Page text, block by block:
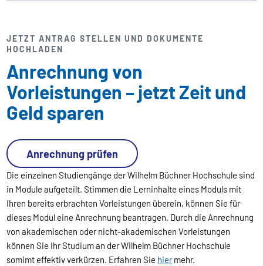
JETZT ANTRAG STELLEN UND DOKUMENTE
HOCHLADEN
Anrechnung von
Vorleistungen – jetzt Zeit und
Geld sparen
Die einzelnen Studiengänge der Wilhelm Büchner Hochschule sind
in Module aufgeteilt. Stimmen die Lerninhalte eines Moduls mit
Ihren bereits erbrachten Vorleistungen überein, können Sie für
dieses Modul eine Anrechnung beantragen. Durch die Anrechnung
von akademischen oder nicht-akademischen Vorleistungen
können Sie Ihr Studium an der Wilhelm Büchner Hochschule
somimt effektiv verkürzen. Erfahren Sie hiermehr.
Anrechnung prüfen